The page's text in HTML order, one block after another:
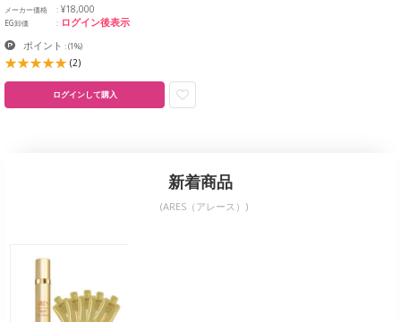
メーカー価格 ¥18,000
EG卸価 ログイン後表示
ポイント :(1%)
(2)
ログインして購入
新着商品
(ARES（アレース）)